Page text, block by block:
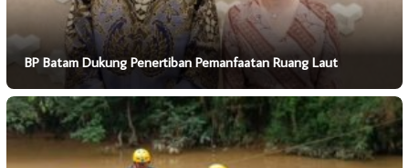
BP Batam Dukung Penertiban Pemanfaatan Ruang Laut